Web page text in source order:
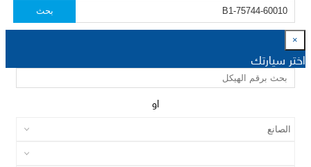
بحث
×
اختر سيارتك
او